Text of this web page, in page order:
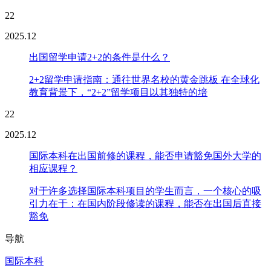
22
2025.12
出国留学申请2+2的条件是什么？
2+2留学申请指南：通往世界名校的黄金跳板 在全球化
教育背景下，“2+2”留学项目以其独特的培
22
2025.12
国际本科在出国前修的课程，能否申请豁免国外大学的
相应课程？
对于许多选择国际本科项目的学生而言，一个核心的吸
引力在于：在国内阶段修读的课程，能否在出国后直接
豁免
导航
国际本科